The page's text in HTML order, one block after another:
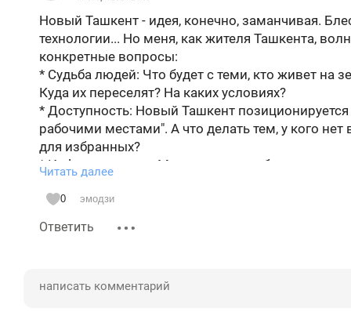
Новый Ташкент - идея, конечно, заманчивая.
технологии... Но меня, как жителя Ташкента,
конкретные вопросы:
* Судьба людей: Что будет с теми, кто живет на
Куда их переселят? На каких условиях?
* Доступность: Новый Ташкент
рабочими местами". А что делать тем, у кого
для избранных?
* Инфраструктура: Метро и электробусы - это
Пока на эти вопросы нет ответов, Новый
не реальное решение проблем города.
Читать далее
0 эмодзи
Ответить